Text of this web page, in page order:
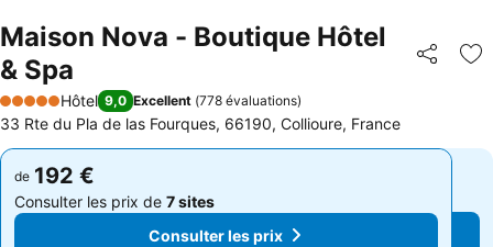
Maison Nova - Boutique Hôtel
& Spa
Partager
5 Étoiles
Hôtel 9,0 Excellent (778 évaluations)
33 Rte du Pla de las Fourques, 66190, Collioure, France
de 192 €
Consulter les prix de 7 sites
Consulter les prix
de 192 €
Consulter les prix de 7 sites
Consulter les prix